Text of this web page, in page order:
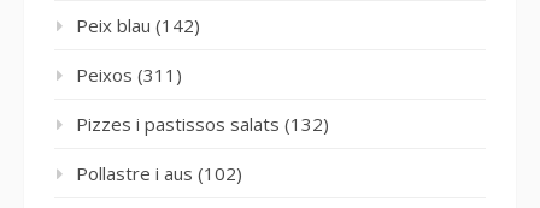
Peix blau (142)
Peixos (311)
Pizzes i pastissos salats (132)
Pollastre i aus (102)